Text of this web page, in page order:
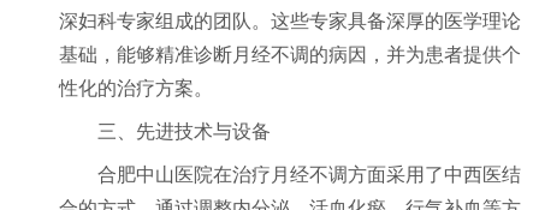
深妇科专家组成的团队。这些专家具备深厚的医学理论
基础，能够精准诊断月经不调的病因，并为患者提供个
性化的治疗方案。
三、先进技术与设备
合肥中山医院在治疗月经不调方面采用了中西医结